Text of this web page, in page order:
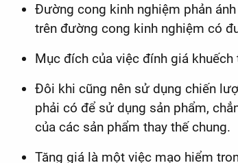
Đường cong kinh nghiệm phản
trên đường cong kinh nghiệm có
Mục đích của việc đính giá
Đôi khi cũng nên sử dụng chiến
phải có để sử dụng sản phẩm,
của các sản phẩm thay thế chung.
Tăng giá là một việc mạo hiểm